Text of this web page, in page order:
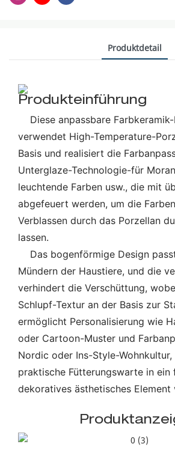
Produktdetail
Produkteinführung
Diese anpassbare Farbkeramik-
verwendet High-Temperature-
Basis und realisiert die
Unterglaze-Technologie-für
leuchtende Farben usw., die mit
abgefeuert werden, um die
Verblassen durch das Porzellan
lassen.
Das bogenförmige Design
Mündern der Haustiere, und die
verhindert die Verschüttung,
Schlupf-Textur an der Basis zur
ermöglicht Personalisierung wie
oder Cartoon-Muster und
Nordic oder Ins-Style-
praktische Fütterungswarte in ein
dekoratives ästhetisches Element